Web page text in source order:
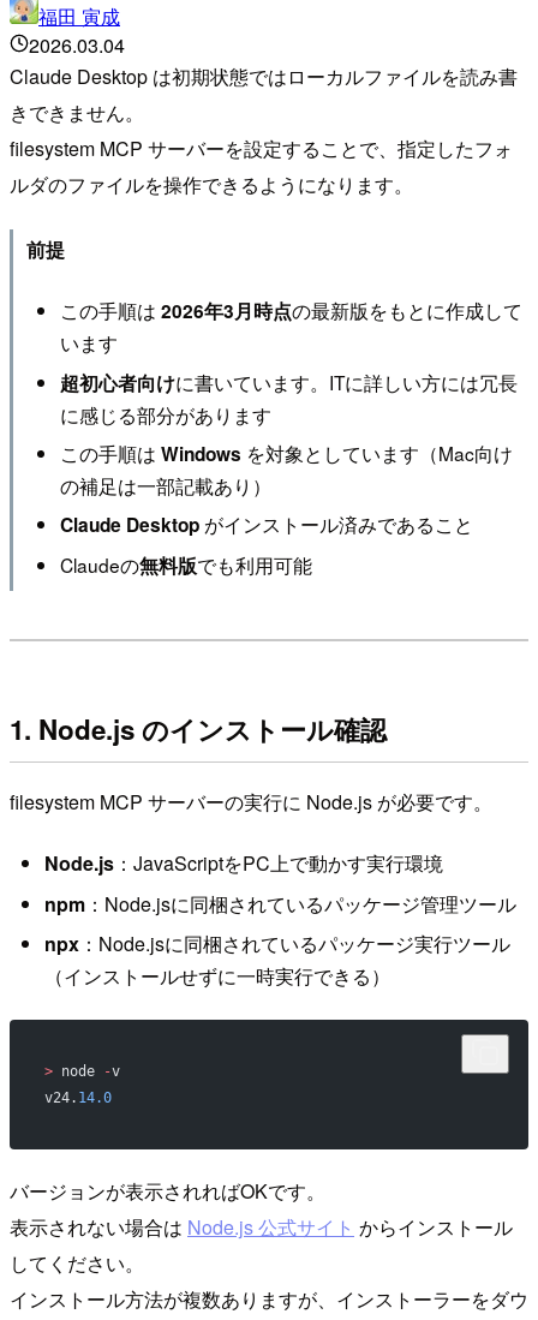
福田 寅成
2026.03.04
Claude Desktop は初期状態ではローカルファイルを読み書
きできません。
filesystem MCP サーバーを設定することで、指定したフォ
ルダのファイルを操作できるようになります。
前提
この手順は 2026年3月時点の最新版をもとに作成して
います
超初心者向けに書いています。ITに詳しい方には冗長
に感じる部分があります
この手順は Windows を対象としています（Mac向け
の補足は一部記載あり）
Claude Desktopがインストール済みであること
Claudeの無料版でも利用可能
1. Node.js のインストール確認
filesystem MCP サーバーの実行に Node.js が必要です。
Node.js：JavaScriptをPC上で動かす実行環境
npm：Node.jsに同梱されているパッケージ管理ツール
npx：Node.jsに同梱されているパッケージ実行ツール
（インストールせずに一時実行できる）
> node -v
v24. 14.0
バージョンが表示されればOKです。
表示されない場合は Node.js 公式サイト からインストール
してください。
インストール方法が複数ありますが、インストーラーをダウ